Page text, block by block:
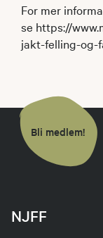
For mer
se https://
jakt-felling-og-
Bli medlem!
NJFF